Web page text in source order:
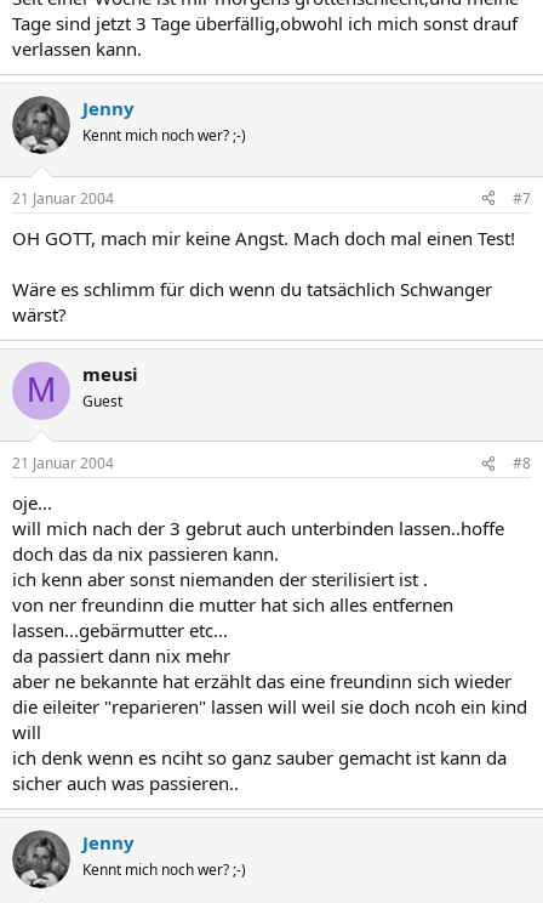
Tage sind jetzt 3 Tage überfällig,obwohl ich mich sonst drauf
verlassen kann.
Jenny
Kennt mich noch wer? ;-)
21 Januar 2004 #7
OH GOTT, mach mir keine Angst. Mach doch mal einen Test!
Wäre es schlimm für dich wenn du tatsächlich Schwanger
wärst?
M meusi
Guest
21 Januar 2004 #8
oje...
will mich nach der 3 gebrut auch unterbinden lassen..hoffe
doch das da nix passieren kann.
ich kenn aber sonst niemanden der sterilisiert ist .
von ner freundinn die mutter hat sich alles entfernen
lassen...gebärmutter etc...
da passiert dann nix mehr
aber ne bekannte hat erzählt das eine freundinn sich wieder
die eileiter "reparieren" lassen will weil sie doch ncoh ein kind
will
ich denk wenn es nciht so ganz sauber gemacht ist kann da
sicher auch was passieren..
Jenny
Kennt mich noch wer? ;-)